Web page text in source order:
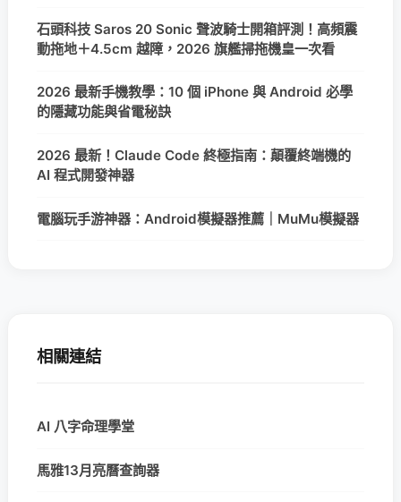
石頭科技 Saros 20 Sonic 聲波騎士開箱評測！高頻震
動拖地＋4.5cm 越障，2026 旗艦掃拖機皇一次看
2026 最新手機教學：10 個 iPhone 與 Android 必學
的隱藏功能與省電秘訣
2026 最新！Claude Code 終極指南：顛覆終端機的
AI 程式開發神器
電腦玩手游神器：Android模擬器推薦｜MuMu模擬器
相關連結
AI 八字命理學堂
馬雅13月亮曆查詢器